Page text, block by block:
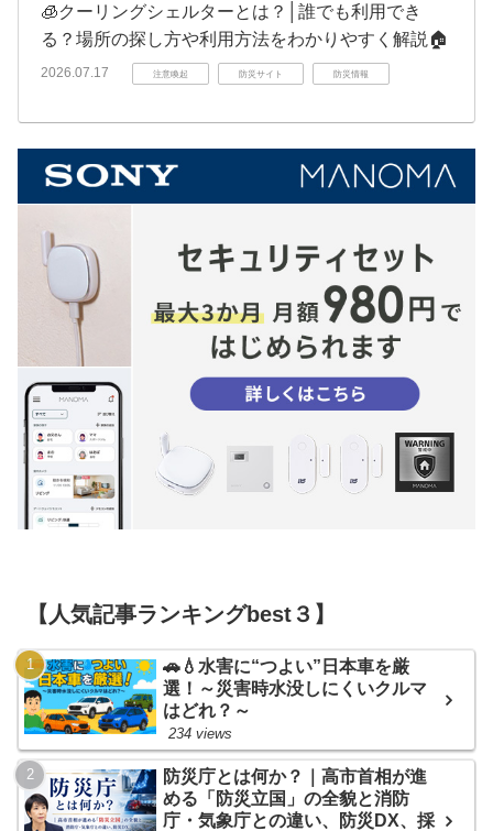
🧊クーリングシェルターとは？│誰でも利用でき
る？場所の探し方や利用方法をわかりやすく解説🏠
2026.07.17 注意喚起 防災サイト 防災情報
【人気記事ランキングbest３】
🚗💧水害に“つよい”日本車を厳
選！～災害時水没しにくいクルマ
はどれ？～
234 views
防災庁とは何か？｜高市首相が進
める「防災立国」の全貌と消防
庁・気象庁との違い、防災DX、採